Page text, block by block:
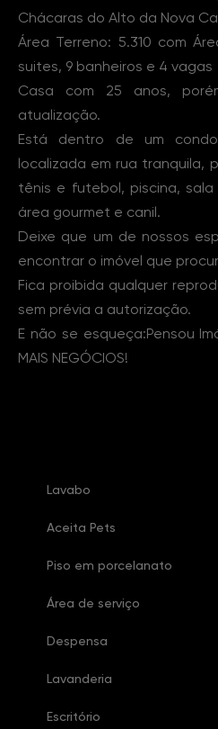
Chácaras do Alto da Nova
Área Terreno: 5.310 com
suites, 9 banheiros e 4 vagas
Casa com 25 anos,
atualização.
Está dentro de um
localizada em rua tranquila,
tênis e futebol, piscina,
área gourmet e canil.
Deixe que um de nossos
encontrar o imóvel que
Fica proibida qualquer
sem prévia a autorização.
E não se esqueça:Pensou
MAIS NEGÓCIOS!
Lavabo
Aceita Pets
Piso em porcelanato
Área de serviço
Despensa
Lavanderia
Escritório